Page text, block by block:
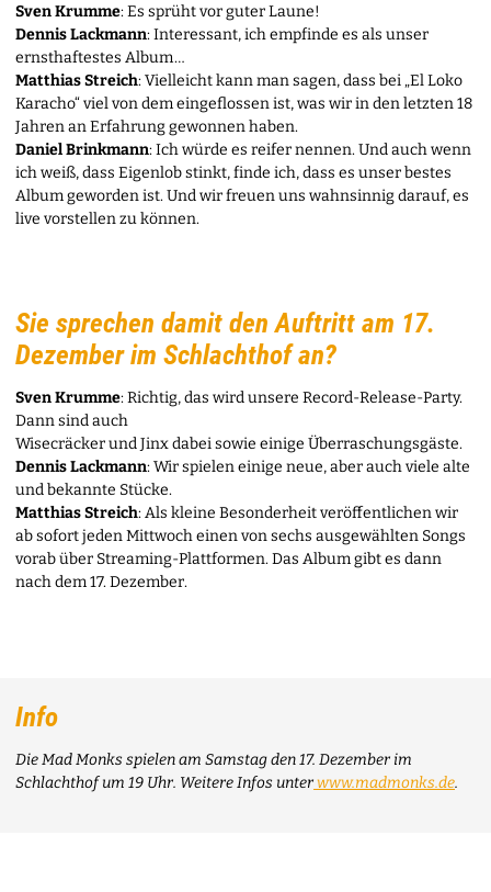
Sven Krumme: Es sprüht vor guter Laune!
Dennis Lackmann: Interessant, ich empfinde es als unser
ernsthaftestes Album …
Matthias Streich: Vielleicht kann man sagen, dass bei „El Loko
Karacho“ viel von dem eingeflossen ist, was wir in den letzten 18
Jahren an Erfahrung gewonnen haben.
Daniel Brinkmann: Ich würde es reifer nennen. Und auch wenn
ich weiß, dass Eigenlob stinkt, finde ich, dass es unser bestes
Album geworden ist. Und wir freuen uns wahnsinnig darauf, es
live vorstellen zu können.
Sie sprechen damit den Auftritt am 17.
Dezember im Schlachthof an?
Sven Krumme: Richtig, das wird unsere Record-Release-Party.
Dann sind auch
Wisecräcker und Jinx dabei sowie einige Überraschungsgäste.
Dennis Lackmann: Wir spielen einige neue, aber auch viele alte
und bekannte Stücke.
Matthias Streich: Als kleine Besonderheit veröffentlichen wir
ab sofort jeden Mittwoch einen von sechs ausgewählten Songs
vorab über Streaming-Plattformen. Das Album gibt es dann
nach dem 17. Dezember.
Info
Die Mad Monks spielen am Samstag den 17. Dezember im
Schlachthof um 19 Uhr. Weitere Infos unterwww.madmonks.de.